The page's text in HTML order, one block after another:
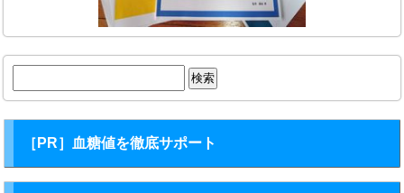
索:
［PR］血糖値を徹底サポート